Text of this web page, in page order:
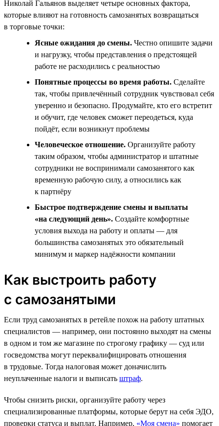
Николай Гальянов выделяет четыре основных фактора,
которые влияют на готовность самозанятых возвращаться
в торговые точки:
Ясные ожидания до смены. Честно опишите задачи
и нагрузку, чтобы представления о предстоящей
работе не расходились с реальностью
Понятные процессы во время работы. Сделайте
так, чтобы привлечённый сотрудник чувствовал себя
уверенно и безопасно. Продумайте, кто его встретит
и обучит, где человек сможет переодеться, куда
пойдёт, если возникнут проблемы
Человеческое отношение. Организуйте работу
таким образом, чтобы администратор и штатные
сотрудники не воспринимали самозанятого как
временную рабочую силу, а относились как
к партнёру
Быстрое подтверждение смены и выплаты
«на следующий день». Создайте комфортные
условия выхода на работу и оплаты — для
большинства самозанятых это обязательный
минимум и маркер надёжности компании
Как выстроить работу
с самозанятыми
Если труд самозанятых в ретейле похож на работу штатных
специалистов — например, они постоянно выходят на смены
в одном и том же магазине по строгому графику — суд или
госведомства могут переквалифицировать отношения
в трудовые. Тогда налоговая может доначислить
неуплаченные налоги и выписать штраф.
Чтобы снизить риски, организуйте работу через
специализированные платформы, которые берут на себя ЭДО,
проверки статуса и выплат. Например, «Моя смена» помогает